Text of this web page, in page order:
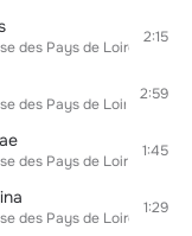
des Pays de Loire
2:15
des Pays de Loire
2:59
des Pays de Loire
1:45
des Pays de Loire
1:29